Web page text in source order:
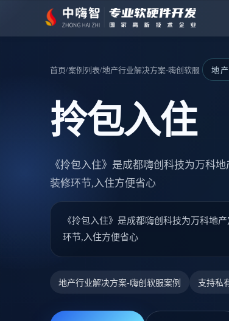
首页/案例列表/地产行业解决方案-嗨创软服 地
拎包入住
《拎包入住》是成都嗨创科技为万科
装修环节,入住方便省心
《拎包入住》是成都嗨创科技为万科地
环节,入住方便省心
地产行业解决方案-嗨创软服案例 支持私